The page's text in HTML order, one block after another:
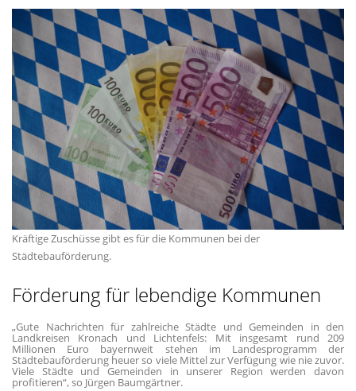
Kräftige Zuschüsse gibt es für die Kommunen bei der
Städtebauförderung.
Förderung für lebendige Kommunen
Gute Nachrichten für zahlreiche Städte und Gemeinden in den
Landkreisen Kronach und Lichtenfels: Mit insgesamt rund 209
Millionen Euro bayernweit stehen im Landesprogramm der
Städtebauförderung heuer so viele Mittel zur Verfügung wie nie zuvor.
Viele Städte und Gemeinden in unserer Region werden davon
profitieren“, so Jürgen Baumgärtner.